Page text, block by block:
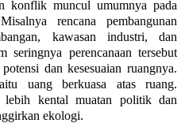
konflik muncul umumnya pada
rencana pembangunan
kawasan industri, dan
perencanaan tersebut
dan kesesuaian ruangnya.
uang berkuasa atas ruang.
lebih kental muatan politik dan
ekologi.